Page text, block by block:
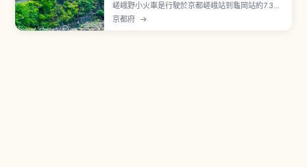
嵯峨野小火車是行駛於京都嵯峨站到龜岡站約7.3公
里、保津川沿岸的觀光列車，路線是1991年 JR 山
京都府 →